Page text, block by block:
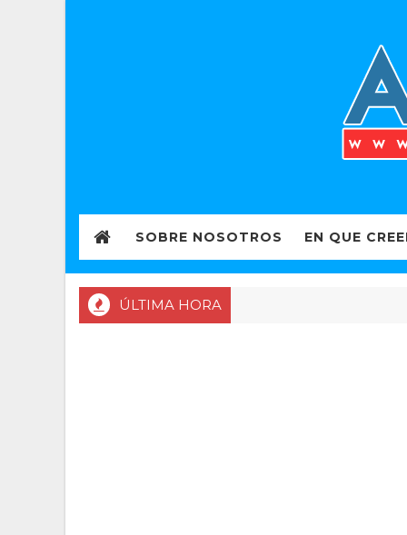
SOBRE NOSOTROS EN QUE
ÚLTIMA HORA